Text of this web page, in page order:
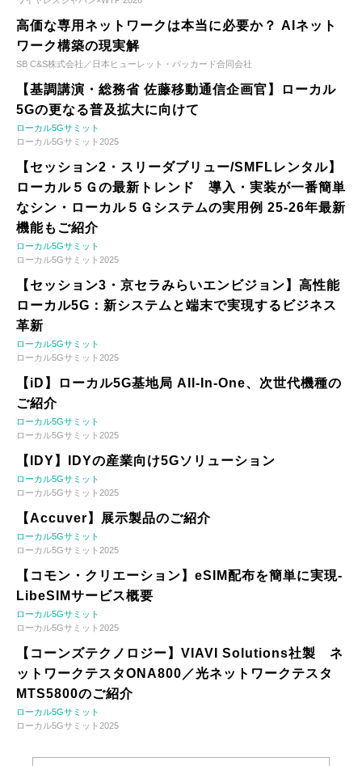
高価な専用ネットワークは本当に必要か？ AIネット
ワーク構築の現実解
SB C&S株式会社／日本ヒューレット・パッカード合同会社
【基調講演・総務省 佐藤移動通信企画官】ローカル
5Gの更なる普及拡大に向けて
ローカル5Gサミット
ローカル5Gサミット2025
【セッション2・スリーダブリュー/SMFLレンタル】
ローカル５Ｇの最新トレンド 導入・実装が一番簡単
なシン・ローカル５Ｇシステムの実用例 25-26年最新
機能もご紹介
ローカル5Gサミット
ローカル5Gサミット2025
【セッション3・京セラみらいエンビジョン】高性能
ローカル5G：新システムと端末で実現するビジネス
革新
ローカル5Gサミット
ローカル5Gサミット2025
【iD】ローカル5G基地局 All-In-One、次世代機種の
ご紹介
ローカル5Gサミット
ローカル5Gサミット2025
【IDY】IDYの産業向け5Gソリューション
ローカル5Gサミット
ローカル5Gサミット2025
【Accuver】展示製品のご紹介
ローカル5Gサミット
ローカル5Gサミット2025
【コモン・クリエーション】eSIM配布を簡単に実現-
LibeSIMサービス概要
ローカル5Gサミット
ローカル5Gサミット2025
【コーンズテクノロジー】VIAVI Solutions社製 ネ
ットワークテスタONA800／光ネットワークテスタ
MTS5800のご紹介
ローカル5Gサミット
ローカル5Gサミット2025